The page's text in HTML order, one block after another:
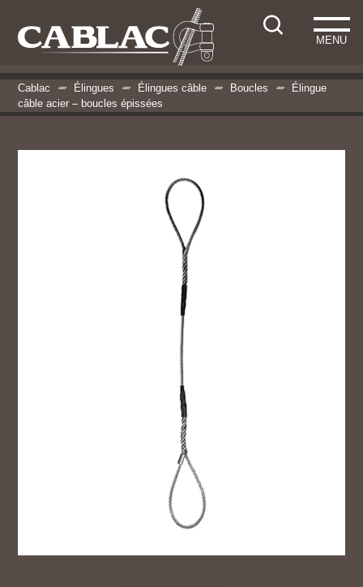
MENU
Cablac Élingues Élingues câble Boucles
Élingue
câble acier – boucles épissées